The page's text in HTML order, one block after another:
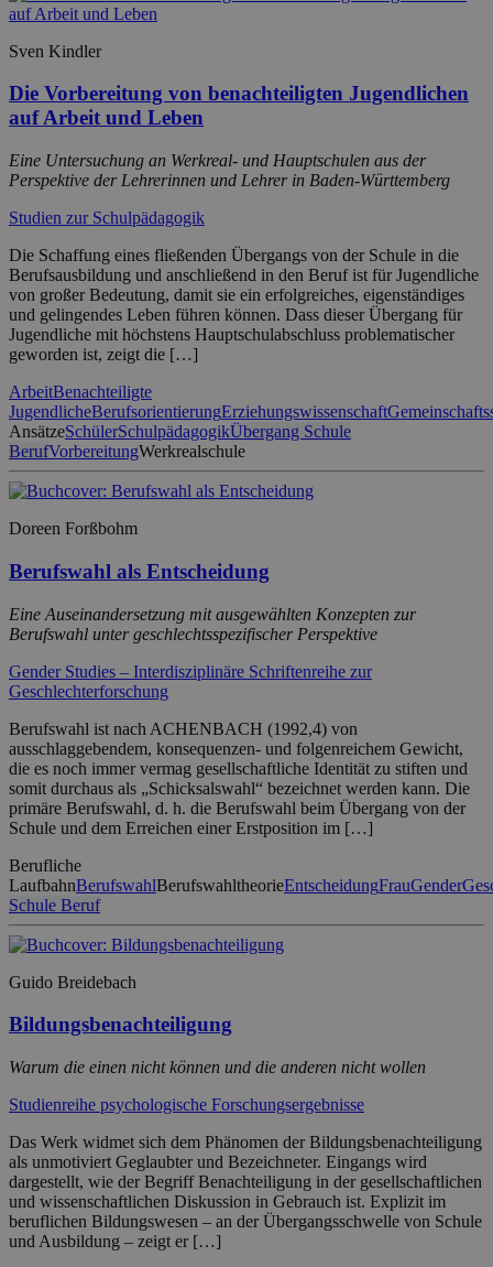
Sven Kindler
Die Vorbereitung von benachteiligten Jugendlichen
auf Arbeit und Leben
Eine Untersuchung an Werkreal- und Hauptschulen aus der
Perspektive der Lehrerinnen und Lehrer in Baden-Württemberg
Studien zur Schulpädagogik
Die Schaffung eines fließenden Übergangs von der Schule in die
Berufsausbildung und anschließend in den Beruf ist für Jugendliche
von großer Bedeutung, damit sie ein erfolgreiches, eigenständiges
und gelingendes Leben führen können. Dass dieser Übergang für
Jugendliche mit höchstens Hauptschulabschluss problematischer
geworden ist, zeigt die […]
ArbeitBenachteiligte
JugendlicheBerufsorientierungErziehungswissenschaft
AnsätzeSchülerSchulpädagogikÜbergang Schule
BerufVorbereitungWerkrealschule
Doreen Forßbohm
Berufswahl als Entscheidung
Eine Auseinandersetzung mit ausgewählten Konzepten zur
Berufswahl unter geschlechtsspezifischer Perspektive
Gender Studies – Interdisziplinäre Schriftenreihe zur
Geschlechterforschung
Berufswahl ist nach ACHENBACH (1992,4) von
ausschlaggebendem, konsequenzen- und folgenreichem Gewicht,
die es noch immer vermag gesellschaftliche Identität zu stiften und
somit durchaus als „Schicksalswahl“ bezeichnet werden kann. Die
primäre Berufswahl, d. h. die Berufswahl beim Übergang von der
Schule und dem Erreichen einer Erstposition im […]
Berufliche
LaufbahnBerufswahlBerufswahltheorieEntscheidungFrauGender
Schule Beruf
Guido Breidebach
Bildungsbenachteiligung
Warum die einen nicht können und die anderen nicht wollen
Studienreihe psychologische Forschungsergebnisse
Das Werk widmet sich dem Phänomen der Bildungsbenachteiligung
als unmotiviert Geglaubter und Bezeichneter. Eingangs wird
dargestellt, wie der Begriff Benachteiligung in der gesellschaftlichen
und wissenschaftlichen Diskussion in Gebrauch ist. Explizit im
beruflichen Bildungswesen – an der Übergangsschwelle von Schule
und Ausbildung – zeigt er […]